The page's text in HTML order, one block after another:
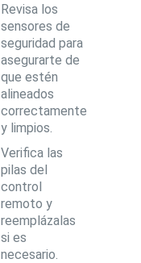
Revisa los
sensores de
seguridad para
asegurarte de
que estén
alineados
correctamente
y limpios.
Verifica las
pilas del
control
remoto y
reemplázalas
si es
necesario.